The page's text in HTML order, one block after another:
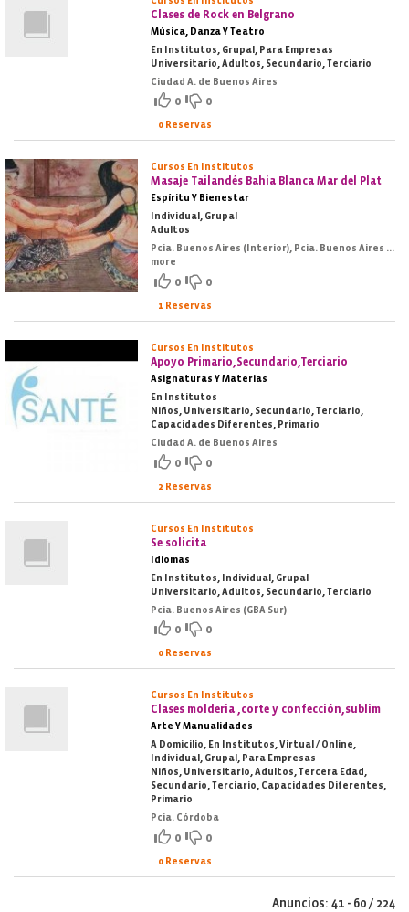
Clases de Rock en Belgrano
Música, Danza Y Teatro
En Institutos, Grupal, Para Empresas
Universitario, Adultos, Secundario, Terciario
Ciudad A. de Buenos Aires
0 0
0 Reservas
Cursos En Institutos
Masaje Tailandés Bahia Blanca Mar del Plat
Espíritu Y Bienestar
Individual, Grupal
Adultos
Pcia. Buenos Aires (Interior), Pcia. Buenos Aires (Costa Atlántica)
more
0 0
1 Reservas
Cursos En Institutos
Apoyo Primario,Secundario,Terciario
Asignaturas Y Materias
En Institutos
Niños, Universitario, Secundario, Terciario,
Capacidades Diferentes, Primario
Ciudad A. de Buenos Aires
0 0
2 Reservas
Cursos En Institutos
Se solicita
Idiomas
En Institutos, Individual, Grupal
Universitario, Adultos, Secundario, Terciario
Pcia. Buenos Aires (GBA Sur)
0 0
0 Reservas
Cursos En Institutos
Clases molderia ,corte y confección,sublim
Arte Y Manualidades
A Domicilio, En Institutos, Virtual / Online,
Individual, Grupal, Para Empresas
Niños, Universitario, Adultos, Tercera Edad,
Secundario, Terciario, Capacidades Diferentes,
Primario
Pcia. Córdoba
0 0
0 Reservas
Anuncios: 41 - 60 / 224